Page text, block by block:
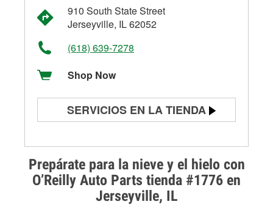
Prepárate para la nieve y el hielo con
O’Reilly Auto Parts tienda #1776 en
Jerseyville, IL
910 South State Street
Jerseyville, IL 62052
(618) 639-7278
Shop Now
SERVICIOS EN LA TIENDA
Prueba de alternadores y
arrancadores
Revisión de la luz "Check Engine"